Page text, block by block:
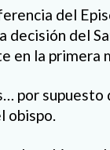
del
decisión del
en la primera
por
obispo.